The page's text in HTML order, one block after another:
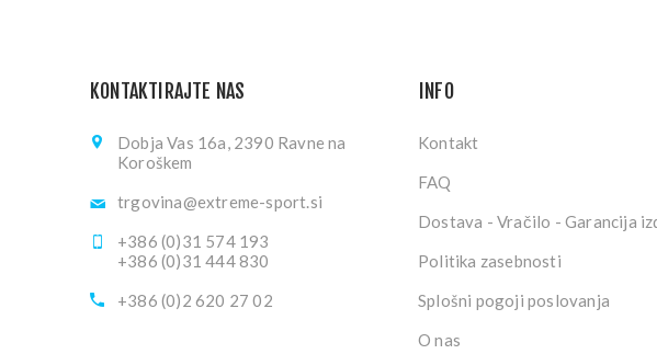
KONTAKTIRAJTE NAS
Dobja Vas 16a, 2390 Ravne na
Koroškem
trgovina@extreme-sport.si
+386 (0)31 574 193
+386 (0)31 444 830
+386 (0)2 620 27 02
INFO
Kontakt
FAQ
Dostava - Vračilo - Garancija
Politika zasebnosti
Splošni pogoji poslovanja
O nas